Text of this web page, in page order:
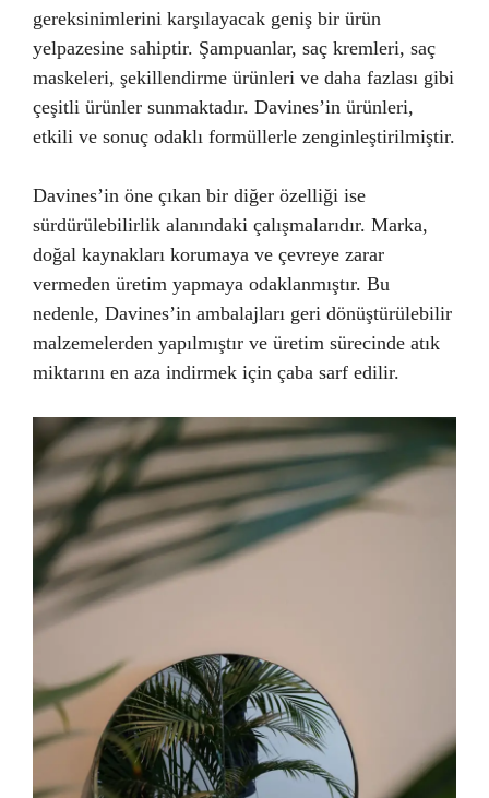
gereksinimlerini karşılayacak geniş bir ürün
yelpazesine sahiptir. Şampuanlar, saç kremleri, saç
maskeleri, şekillendirme ürünleri ve daha fazlası gibi
çeşitli ürünler sunmaktadır. Davines’in ürünleri,
etkili ve sonuç odaklı formüllerle zenginleştirilmiştir.
Davines’in öne çıkan bir diğer özelliği ise
sürdürülebilirlik alanındaki çalışmalarıdır. Marka,
doğal kaynakları korumaya ve çevreye zarar
vermeden üretim yapmaya odaklanmıştır. Bu
nedenle, Davines’in ambalajları geri dönüştürülebilir
malzemelerden yapılmıştır ve üretim sürecinde atık
miktarını en aza indirmek için çaba sarf edilir.